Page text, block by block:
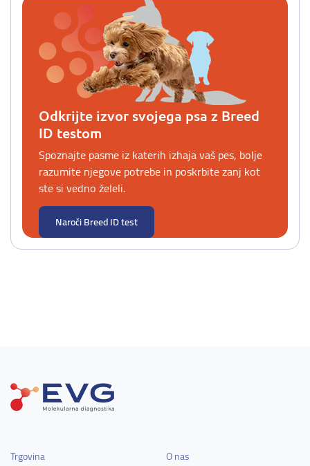
Odkrijte izvor svojega psa z Breed
ID testom
Spoznajte pasme iz katerih izhaja vaš pes, bolje
razumite njegove potrebe in poskrbite zanj kot
ste si vedno želeli.
Naroči Breed ID test
Trgovina
O nas